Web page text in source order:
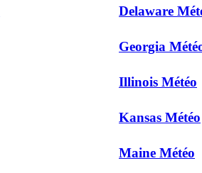
Delaware
Georgia
Illinois Météo
Kansas Météo
Maine Météo